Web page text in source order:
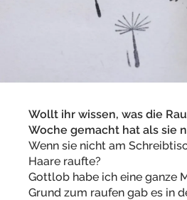
Wollt ihr wissen, was die
Woche gemacht hat als sie
Wenn sie nicht am
Haare raufte?
Gottlob habe ich eine ganze
Grund zum raufen gab es in